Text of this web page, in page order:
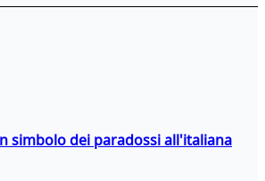
simbolo dei paradossi all'italiana